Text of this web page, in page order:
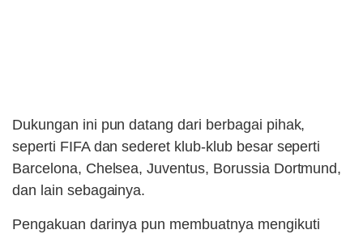
Dukungan ini pun datang dari berbagai pihak,
seperti FIFA dan sederet klub-klub besar seperti
Barcelona, Chelsea, Juventus, Borussia Dortmund,
dan lain sebagainya.
Pengakuan darinya pun membuatnya mengikuti